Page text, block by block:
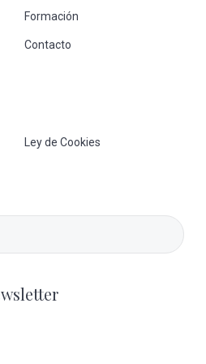
Formación
Contacto
Ley de Cookies